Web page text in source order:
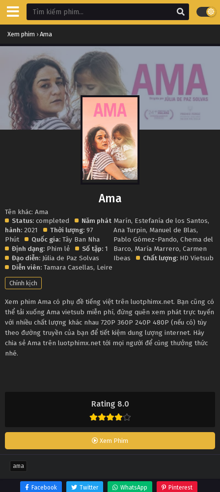
Xem phim › Ama
Rating 8.0
Xem Phim
Ama
Tên khác: Ama
Status: completed
Năm phát
hành: 2021 Thời lượng: 97
Phút
Quốc gia: Tây Ban Nha
Định dạng: Phim lẻ Số tập: 1
Đạo diễn: Júlia de Paz Solvas
Diễn viên: Tamara Casellas, Leire
Marín, Estefanía de los Santos,
Ana Turpin, Manuel de Blas,
Pablo Gómez-Pando,Chema del
Barco, María Marrero,Carmen
Ibeas
Chất lượng: HD Vietsub
Chính kịch
Xem phim Ama có phụ đề tiếng việt trên luotphimx.net. Bạn cũng có
thể tải xuống Ama vietsub miễn phí, đừng quên xem phát trực tuyến
với nhiều chất lượng khác nhau 720P 360P 240P 480P (nếu có) tùy
theo đường truyền của bạn để tiết kiệm dung lượng internet. Hãy
chia sẻ Ama trên luotphimx.net tới mọi người để cùng thưởng thức
nhé.
ama
Facebook Twitter WhatsApp Pinterest